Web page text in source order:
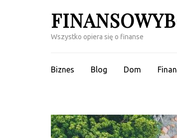
Wszystko opiera się o finanse
Biznes Blog Dom